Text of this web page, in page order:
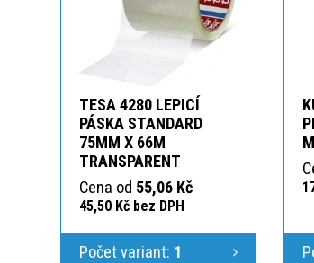
TESA 4280 LEPICÍ
PÁSKA STANDARD
75MM X 66M
TRANSPARENT
Cena od 55,06 Kč
45,50 Kč bez DPH
Počet variant: 1